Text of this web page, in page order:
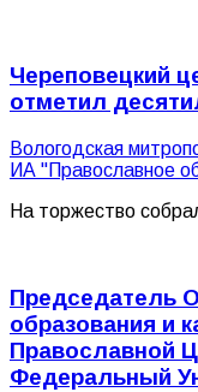
Череповецкий
отметил
Вологодская
ИА "Православное
На торжество
Председатель
образования и
Православной
Федеральный